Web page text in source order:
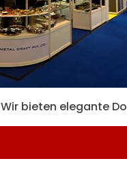
Wir bieten elegante